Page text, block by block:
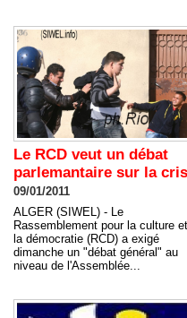
Le RCD veut un débat
parlemantaire sur la
09/01/2011
ALGER (SIWEL) - Le
Rassemblement pour la culture et
la démocratie (RCD) a exigé
dimanche un "débat général" au
niveau de l'Assemblée...